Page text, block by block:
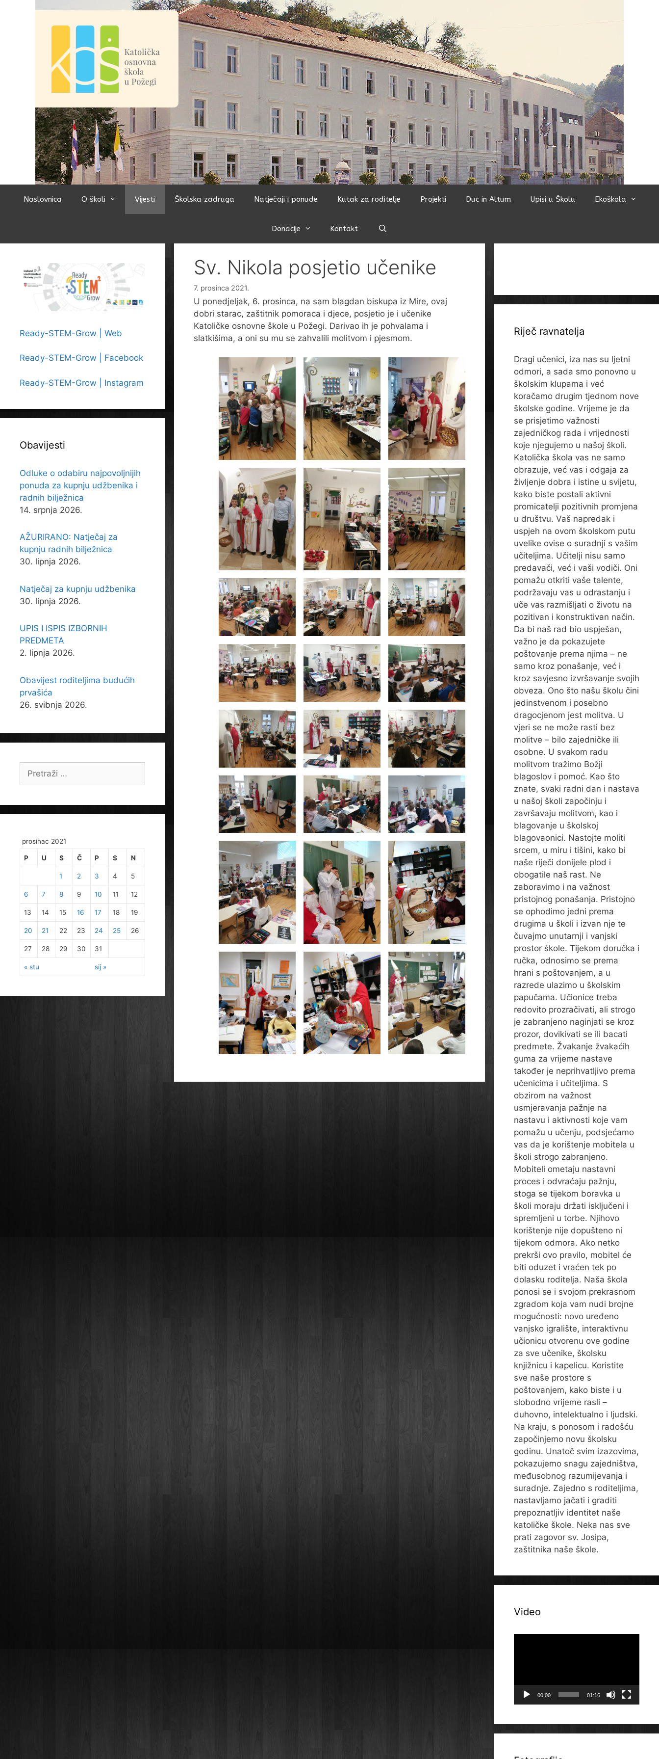
Naslovnica O školi Vijesti Školska zadruga Natječaji i ponude Kutak za roditelje Projekti Duc in Altum Upisi u Školu Ekoškola
Donacije Kontakt
Sv. Nikola posjetio učenike
7. prosinca 2021.
U ponedjeljak, 6. prosinca, na sam blagdan biskupa iz Mire, ovaj
dobri starac, zaštitnik pomoraca i djece, posjetio je i učenike
Katoličke osnovne škole u Požegi. Darivao ih je pohvalama i
slatkišima, a oni su mu se zahvalili molitvom i pjesmom.
Ready-STEM-Grow | Web
Ready-STEM-Grow | Facebook
Ready-STEM-Grow | Instagram
Obavijesti
Odluke o odabiru najpovoljnijih
ponuda za kupnju udžbenika i
radnih bilježnica
14. srpnja 2026.
AŽURIRANO: Natječaj za
kupnju radnih bilježnica
30. lipnja 2026.
Natječaj za kupnju udžbenika
30. lipnja 2026.
UPIS I ISPIS IZBORNIH
PREDMETA
2. lipnja 2026.
Obavijest roditeljima budućih
prvašića
26. svibnja 2026.
prosinac 2021
P U S Č P S N
« stu sij »
1 2 3 4 5
6 7 8 9 10 11 12
13 14 15 16 17 18 19
20 21 22 23 24 25 26
27 28 29 30 31
Riječ ravnatelja
Dragi učenici, iza nas su ljetni
odmori, a sada smo ponovno u
školskim klupama i već
koračamo drugim tjednom nove
školske godine. Vrijeme je da
se prisjetimo važnosti
zajedničkog rada i vrijednosti
koje njegujemo u našoj školi.
Katolička škola vas ne samo
obrazuje, već vas i odgaja za
življenje dobra i istine u svijetu,
kako biste postali aktivni
promicatelji pozitivnih promjena
u društvu. Vaš napredak i
uspjeh na ovom školskom putu
uvelike ovise o suradnji s vašim
učiteljima. Učitelji nisu samo
predavači, već i vaši vodiči. Oni
pomažu otkriti vaše talente,
podržavaju vas u odrastanju i
uče vas razmišljati o životu na
pozitivan i konstruktivan način.
Da bi naš rad bio uspješan,
važno je da pokazujete
poštovanje prema njima – ne
samo kroz ponašanje, već i
kroz savjesno izvršavanje svojih
obveza. Ono što našu školu čini
jedinstvenom i posebno
dragocjenom jest molitva. U
vjeri se ne može rasti bez
molitve – bilo zajedničke ili
osobne. U svakom radu
molitvom tražimo Božji
blagoslov i pomoć. Kao što
znate, svaki radni dan i nastava
u našoj školi započinju i
završavaju molitvom, kao i
blagovanje u školskoj
blagovaonici. Nastojte moliti
srcem, u miru i tišini, kako bi
naše riječi donijele plod i
obogatile naš rast. Ne
zaboravimo i na važnost
pristojnog ponašanja. Pristojno
se ophodimo jedni prema
drugima u školi i izvan nje te
čuvajmo unutarnji i vanjski
prostor škole. Tijekom doručka i
ručka, odnosimo se prema
hrani s poštovanjem, a u
razrede ulazimo u školskim
papučama. Učionice treba
redovito prozračivati, ali strogo
je zabranjeno naginjati se kroz
prozor, dovikivati se ili bacati
predmete. Žvakanje žvakaćih
guma za vrijeme nastave
također je neprihvatljivo prema
učenicima i učiteljima. S
obzirom na važnost
usmjeravanja pažnje na
nastavu i aktivnosti koje vam
pomažu u učenju, podsjećamo
vas da je korištenje mobitela u
školi strogo zabranjeno.
Mobiteli ometaju nastavni
proces i odvraćaju pažnju,
stoga se tijekom boravka u
školi moraju držati isključeni i
spremljeni u torbe. Njihovo
korištenje nije dopušteno ni
tijekom odmora. Ako netko
prekrši ovo pravilo, mobitel će
biti oduzet i vraćen tek po
dolasku roditelja. Naša škola
ponosi se i svojom prekrasnom
zgradom koja vam nudi brojne
mogućnosti: novo uređeno
vanjsko igralište, interaktivnu
učionicu otvorenu ove godine
za sve učenike, školsku
knjižnicu i kapelicu. Koristite
sve naše prostore s
poštovanjem, kako biste i u
slobodno vrijeme rasli –
duhovno, intelektualno i ljudski.
Na kraju, s ponosom i radošću
započinjemo novu školsku
godinu. Unatoč svim izazovima,
pokazujemo snagu zajedništva,
međusobnog razumijevanja i
suradnje. Zajedno s roditeljima,
nastavljamo jačati i graditi
prepoznatljiv identitet naše
katoličke škole. Neka nas sve
prati zagovor sv. Josipa,
zaštitnika naše škole.
Video
00:00 01:16